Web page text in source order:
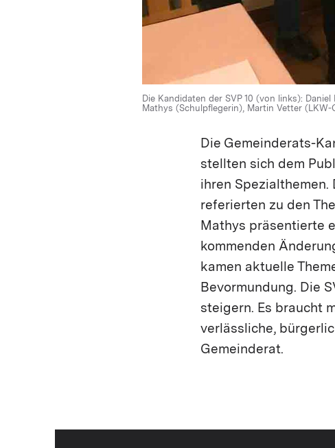
Die Kandidaten der SVP 10 (von links):
Mathys (Schulpflegerin), Martin Vetter
Die Gemeinderats-
stellten sich dem
ihren Spezialthemen.
referierten zu den
Mathys präsentierte
kommenden
kamen aktuelle
Bevormundung. Die
steigern. Es braucht
verlässliche,
Gemeinderat.